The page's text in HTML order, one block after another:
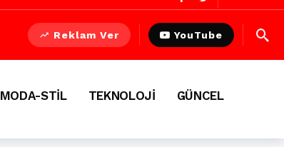
Reklam Ver YouTube
MODA-STİL TEKNOLOJİ
GÜNCEL